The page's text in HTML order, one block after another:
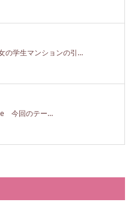
の学生マンションの引…
今回のテー…